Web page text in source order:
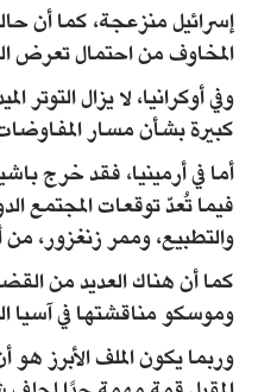
إسرائيل منزعجة، كما أن
المخاوف من احتمال تعرض
وفي أوكرانيا، لا يزال التوتر
كبيرة بشأن مسار
أما في أرمينيا، فقد خرج
فيما تُعدّ توقعات المجتمع
والتطبيع، وممر زنغزور، من
كما أن هناك العديد من
وموسكو مناقشتها في آسيا
وربما يكون الملف الأبرز